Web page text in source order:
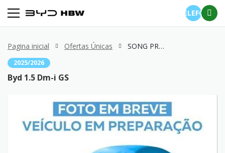
TELEFONE
Pagina inicial Ofertas Únicas SONG PRO 1.5 Dm-i GS
2025/2026
Byd 1.5 Dm-i GS